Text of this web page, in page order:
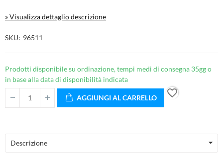
» Visualizza dettaglio descrizione
SKU 96511
Prodotti disponibile su ordinazione, tempi medi di consegna 35gg o
in base alla data di disponibilità indicata
AGGIUNGI AL CARRELLO favorite_border
Descrizione